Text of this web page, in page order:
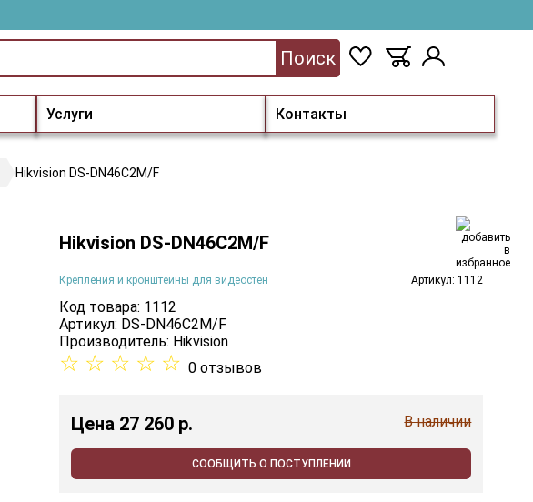
Услуги Контакты
Поиск
Hikvision DS-DN46C2M/F
Hikvision DS-DN46C2M/F
Крепления и кронштейны для видеостен Артикул: 1112
Код товара: 1112
Артикул: DS-DN46C2M/F
Производитель: Hikvision
☆ ☆ ☆ ☆ ☆ 0 отзывов
Цена 27 260 p. В наличии
СООБЩИТЬ О ПОСТУПЛЕНИИ